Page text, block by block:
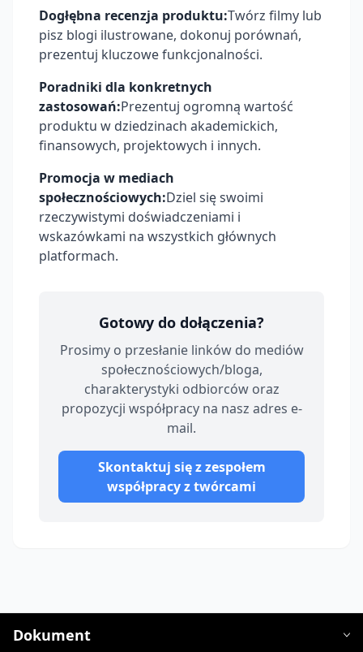
Dogłębna recenzja produktu:Twórz filmy lub
pisz blogi ilustrowane, dokonuj porównań,
prezentuj kluczowe funkcjonalności.
Poradniki dla konkretnych
zastosowań:Prezentuj ogromną wartość
produktu w dziedzinach akademickich,
finansowych, projektowych i innych.
Promocja w mediach
społecznościowych:Dziel się swoimi
rzeczywistymi doświadczeniami i
wskazówkami na wszystkich głównych
platformach.
Gotowy do dołączenia?
Prosimy o przesłanie linków do mediów
społecznościowych/bloga,
charakterystyki odbiorców oraz
propozycji współpracy na nasz adres e-
mail.
Skontaktuj się z zespołem
współpracy z twórcami
Dokument